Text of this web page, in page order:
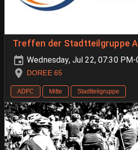
Treffen der Stadtteilgruppe
Wednesday, Jul 22, 07:30
DOREE 65
ADFC Mitte Stadtteilgruppe